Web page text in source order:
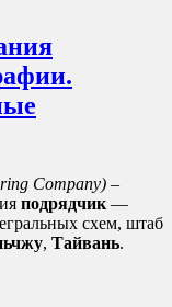
Company) –
подрядчик—
схем, штаб
, Тайвань.